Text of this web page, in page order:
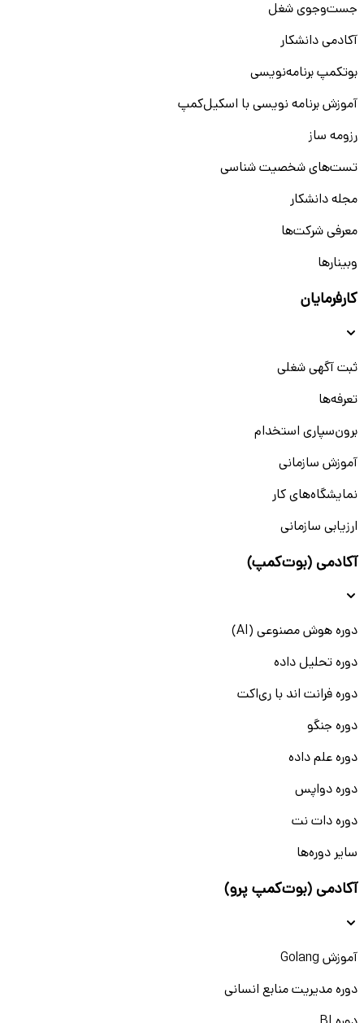
جست‌و‌جوی شغل
آکادمی دانشکار
بوتکمپ برنامه‌نویسی
آموزش برنامه نویسی با اسکیل‌کمپ
رزومه ساز
تست‌های شخصیت شناسی
مجله دانشکار
معرفی شرکت‌ها
وبینار‌‌ها
کارفرمایان
ثبت آگهی شغلی
تعرفه‌ها
برون‌سپاری استخدام
آموزش سازمانی
نمایشگاه‌های کار
ارزیابی سازمانی
آکادمی (بوت‌کمپ)
دوره هوش مصنوعی (AI)
دوره تحلیل داده
دوره فرانت اند با ری‌اکت
دوره جنگو
دوره علم داده
دوره دواپس
دوره دات نت
سایر دوره‌ها
آکادمی (بوت‌کمپ پرو)
آموزش Golang
دوره مدیریت منابع انسانی